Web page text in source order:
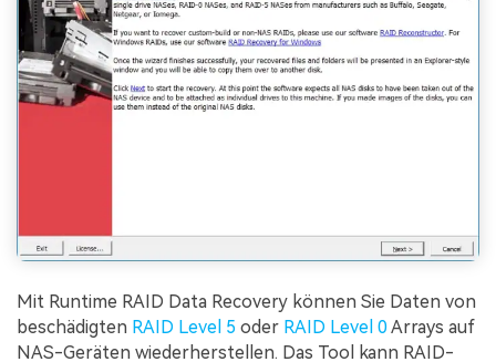
Mit Runtime RAID Data Recovery können Sie Daten von
beschädigten RAID Level 5 oder RAID Level 0Arrays auf
NAS-Geräten wiederherstellen. Das Tool kann RAID-